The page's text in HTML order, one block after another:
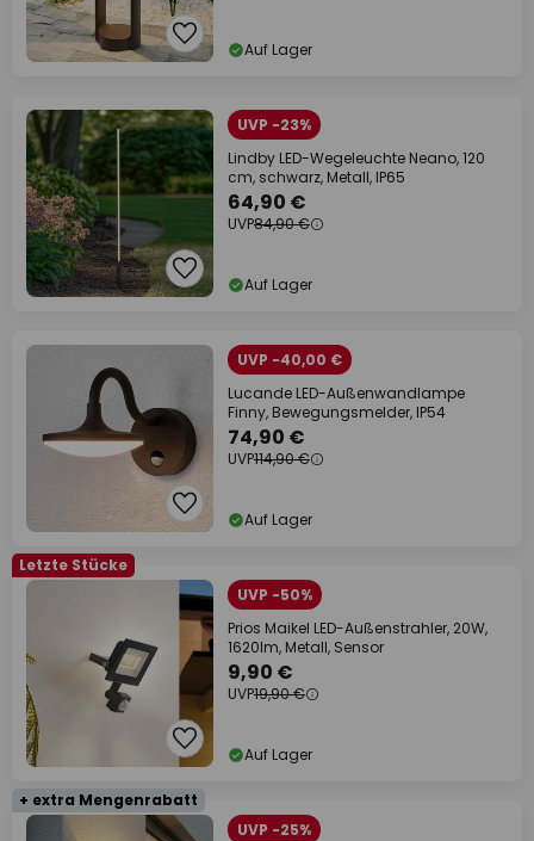
Auf Lager
UVP -23%
Lindby LED-Wegeleuchte Neano, 120
cm, schwarz, Metall, IP65
64,90 €
UVP84,90 €
Auf Lager
UVP -40,00 €
Lucande LED-Außenwandlampe
Finny, Bewegungsmelder, IP54
74,90 €
UVP114,90 €
Auf Lager
Letzte Stücke
UVP -50%
Prios Maikel LED-Außenstrahler, 20W,
1620lm, Metall, Sensor
9,90 €
UVP19,90 €
Auf Lager
+ extra Mengenrabatt
UVP -25%